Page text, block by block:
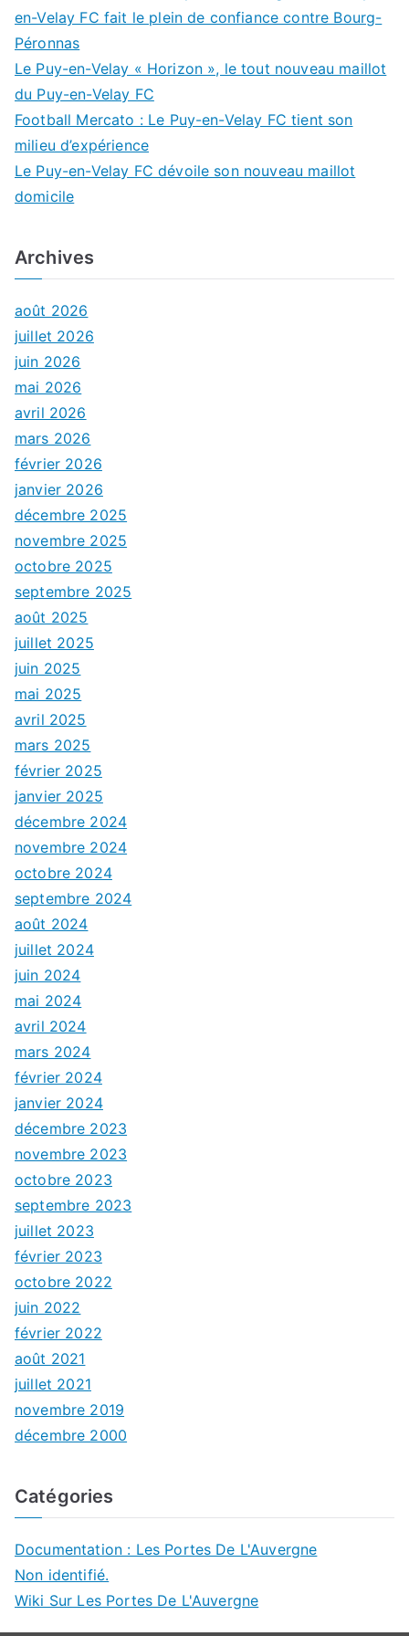
en-Velay FC fait le plein de confiance contre Bourg-
Péronnas
Le Puy-en-Velay « Horizon », le tout nouveau maillot
du Puy-en-Velay FC
Football Mercato : Le Puy-en-Velay FC tient son
milieu d’expérience
Le Puy-en-Velay FC dévoile son nouveau maillot
domicile
Archives
août 2026
juillet 2026
juin 2026
mai 2026
avril 2026
mars 2026
février 2026
janvier 2026
décembre 2025
novembre 2025
octobre 2025
septembre 2025
août 2025
juillet 2025
juin 2025
mai 2025
avril 2025
mars 2025
février 2025
janvier 2025
décembre 2024
novembre 2024
octobre 2024
septembre 2024
août 2024
juillet 2024
juin 2024
mai 2024
avril 2024
mars 2024
février 2024
janvier 2024
décembre 2023
novembre 2023
octobre 2023
septembre 2023
juillet 2023
février 2023
octobre 2022
juin 2022
février 2022
août 2021
juillet 2021
novembre 2019
décembre 2000
Catégories
Documentation : Les Portes De L'Auvergne
Non identifié.
Wiki Sur Les Portes De L'Auvergne